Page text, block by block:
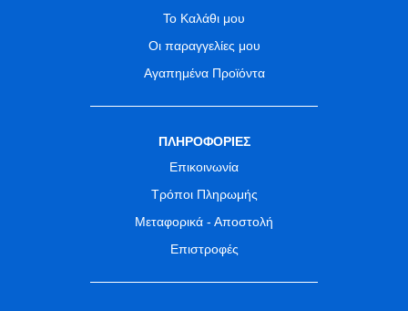
Το Καλάθι μου
Οι παραγγελίες μου
Αγαπημένα Προϊόντα
ΠΛΗΡΟΦΟΡΙΕΣ
Επικοινωνία
Τρόποι Πληρωμής
Μεταφορικά - Αποστολή
Επιστροφές